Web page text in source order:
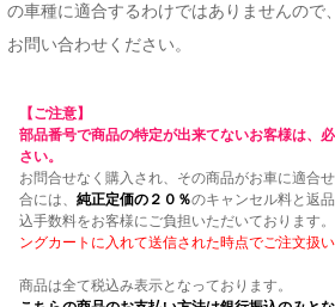
の車種に適合するわけではありませんので
お問い合わせください。
【ご注意】
部品番号で商品の特定が出来てないお客様は、
さい。
お問合せなく購入され、その商品がお車に適合
合には、 純正定価の２０％のキャンセル料と返
込手数料をお客様にご負担いただいております。
ングカートに入れて送信された時点でご注文扱い
商品は全て税込み表示となっております。